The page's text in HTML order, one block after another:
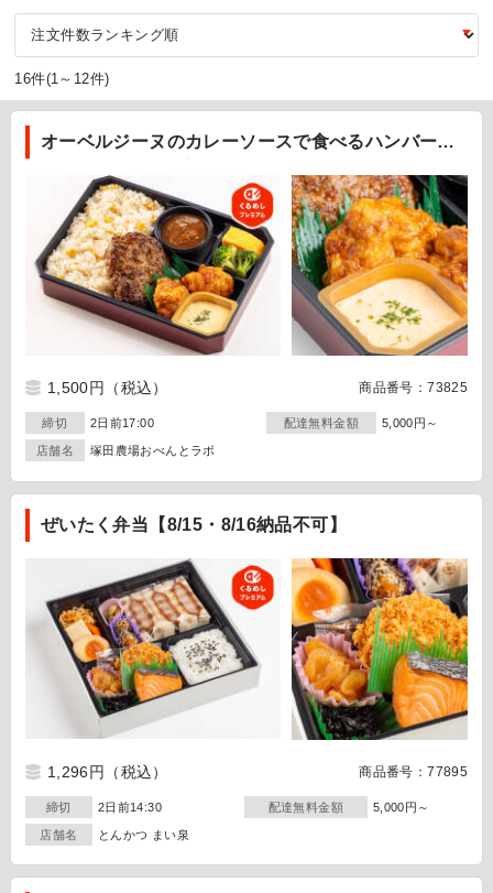
16件(1～12件)
オーベルジーヌのカレーソースで食べるハンバーグ
1,500円 （税込） 商品番号：73825
締切 2日前17:00 配達無料金額 5,000円～
店舗名 塚田農場おべんとラボ
ぜいたく弁当【8/15・8/16納品不可】
1,296円 （税込） 商品番号：77895
締切 2日前14:30 配達無料金額 5,000円～
店舗名 とんかつ まい泉